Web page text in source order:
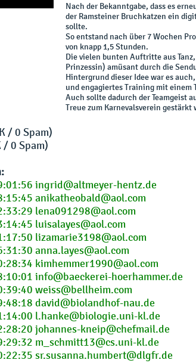
Nach der Bekanntgabe, dass es
der Ramsteiner Bruchkatzen ein
sollte.
So entstand nach über 7 Wochen
von knapp 1,5 Stunden.
Die vielen bunten Auftritte aus
Prinzessin) amüsant durch die
Hintergrund dieser Idee war es
und engagiertes Training mit einem
Auch sollte dadurch der Teamgeist
Treue zum Karnevalsverein gestärkt
/ 0 Spam)
/ 0 Spam)
ingrid@altmeyer-hentz.de
anikatheobald@aol.com
lena091298@aol.com
luisalayes@aol.com
lizamarie3198@aol.com
anna.layes@aol.com
kimhemmer1990@aol.com
info@baeckerei-hoerhammer.de
weiss@bellheim.com
david@biolandhof-nau.de
l.hanke@biologie.uni-kl.de
johannes-kneip@chefmail.de
m_schmitt13@cs.uni-kl.de
sr.susanna.humbert@dlgfr.de